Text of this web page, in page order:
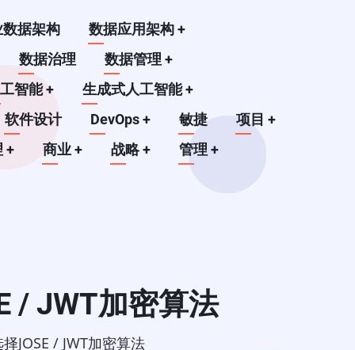
据架构 数据应用架构+
数据治理 数据管理+
智能+ 生成式人工智能+
软件设计 DevOps+ 敏捷 项目+
+ 商业+ 战略+ 管理+
/ JWT加密算法
JOSE / JWT加密算法